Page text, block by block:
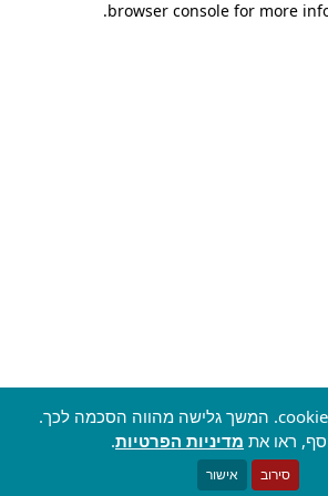
browser console for more
.
האתר משתמש ב-cookies. המשך גלישה מהווה הסכמה לכך.
ראו את מדיניות הפרטיות.
סירוב אישור